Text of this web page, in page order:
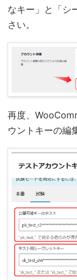
なキー」と「シ
さい。
再度、
ウントキーの編